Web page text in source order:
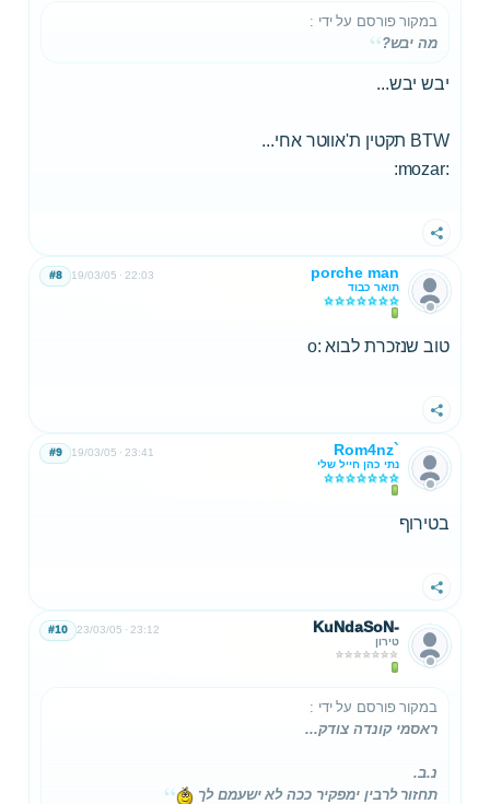
במקור פורסם על ידי :
מה יבש?
יבש יבש...
BTW תקטין ת'אווטר אחי...
:mozar:
שתף
porche man
תואר כבוד
19/03/05 22:03
#8
טוב שנזכרת לבוא :o
שתף
Rom4nz`
נתי כהן חייל שלי
19/03/05 23:41
#9
בטירוף
שתף
KuNdaSoN-
טירון
23/03/05 23:12
#10
במקור פורסם על ידי :
ראסמי קונדה צודק...
נ.ב.
תחזור לרבין ימפקיר ככה לא ישעמם לך